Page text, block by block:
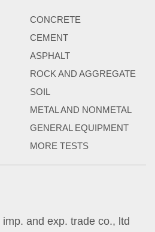
CONCRETE
CEMENT
ASPHALT
ROCK AND AGGREGATE
SOIL
METAL AND NONMETAL
GENERAL EQUIPMENT
MORE TESTS
and exp. trade co., ltd